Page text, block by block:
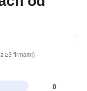
≥3 firmami)